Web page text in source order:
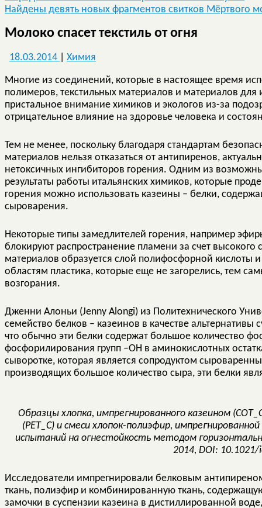
Найдены девять новых фрагментов свитков Мёртвого
Молоко спасет текстиль от огня
18.03.2014 Химия
Многие из соединений, которые в настоящее время
полимеров, текстильных материалов и материалов
пристальное внимание химиков и экологов из-за
отрицательное влияние на здоровье человека и
Тем не менее, поскольку благодаря стандартам
материалов нельзя отказаться от антипиренов,
нетоксичных ингибиторов горения. Одним из
результаты работы итальянских химиков, которые
горения можно использовать казеины – белки,
сыроварения.
Некоторые типы замедлителей горения, например
блокируют распространение пламени за счет
материалов образуется слой полифосфорной кислоты
областям пластика, которые еще не загорелись, тем
возгорания.
Дженни Алоньи (Jenny Alongi) из Политехнического
семейство белков – казеинов в качестве
что обычно эти белки содержат большое количество
фосфорилирования групп –ОН в аминокислотных
сыворотке, которая является сопродуктом
производящих большое количество сыра, эти белки
Образцы хлопка, импрегнированного казеином
(PET_C) и смеси хлопок-полиэфир,
испытаний на огнестойкость методом
2014, DOI: 10.1021/
Исследователи импрегнировали белковым
ткань, полиэфир и комбинированную ткань,
замочки в суспензии казеина в дистиллированной